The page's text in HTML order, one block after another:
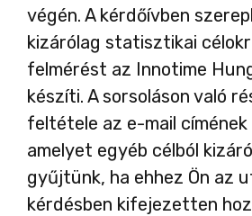
végén. A kérdőívben
kizárólag statisztikai
felmérést az Innotime
készíti. A sorsoláson való
feltétele az e-mail címének
amelyet egyéb célból
gyűjtünk, ha ehhez Ön az
kérdésben kifejezetten